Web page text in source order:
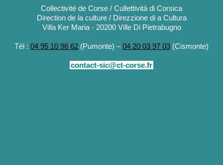
Collectivité de Corse / Cullettività di Corsica
Direction de la culture / Direzzione di a Cultura
Villa Ker Maria - 20200 Ville Di Pietrabugno
Tél : 04 95 10 98 62 (Pumonte) –04 20 03 97 03 (Cismonte)
contact-sic@ct-corse.fr